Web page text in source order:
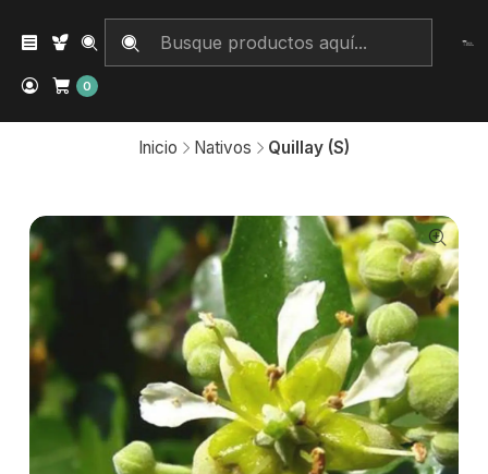
0
Inicio Nativos Quillay (S)